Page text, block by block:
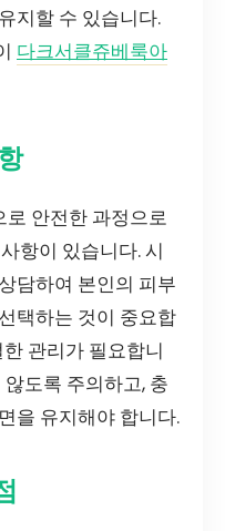
지할 수 있습니다.
다크서클쥬베룩아
안전한 과정으로
항이 있습니다. 시
담하여 본인의 피부
택하는 것이 중요합
관리가 필요합니
도록 주의하고, 충
을 유지해야 합니다.